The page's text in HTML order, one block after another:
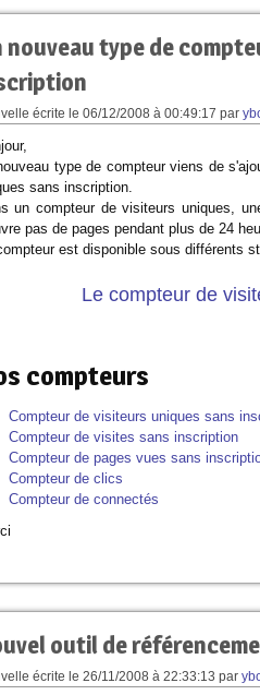
nouveau type de
écrite le 06/12/2008 à 00:49:17 par
type de compteur viens de
sans inscription.
un compteur de visiteurs uniques,
pas de pages pendant plus de 24
est disponible sous différents
Le compteur de
compteurs
Compteur de visiteurs uniques sans
Compteur de visites sans inscription
Compteur de pages vues sans
Compteur de clics
Compteur de connectés
outil de
écrite le 26/11/2008 à 22:33:13 par